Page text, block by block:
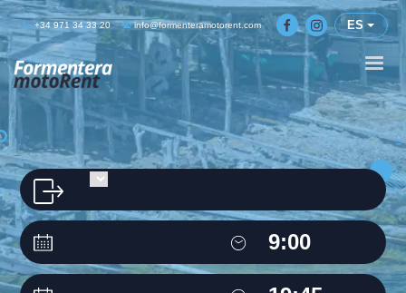
+34 971 34 33 20 info@formenteramotorent.com ES